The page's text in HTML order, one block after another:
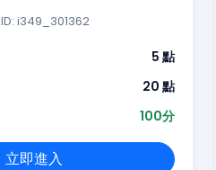
ID: i349_301362
5 點
20 點
100分
立即進入